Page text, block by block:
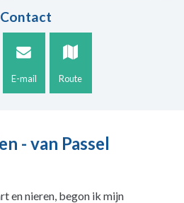
Contact
E-mail Route
- van Passel
en nieren, begon ik mijn